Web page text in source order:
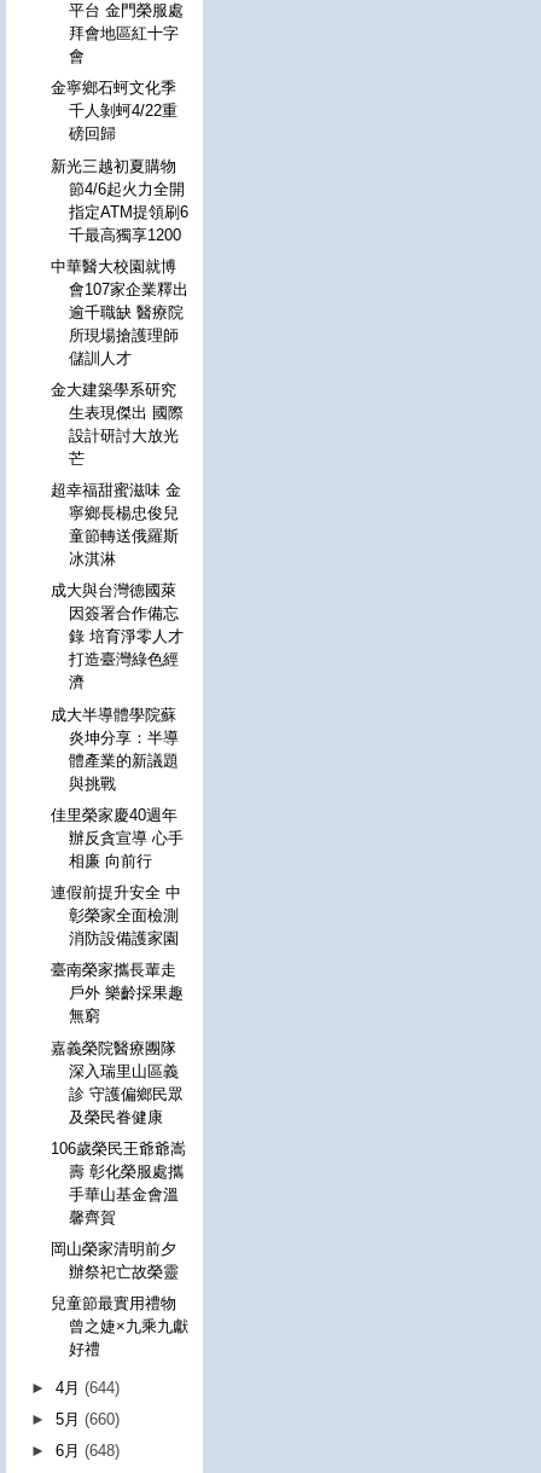
平台 金門榮服處
拜會地區紅十字
會
金寧鄉石蚵文化季
千人剝蚵4/22重
磅回歸
新光三越初夏購物
節4/6起火力全開
指定ATM提領刷6
千最高獨享1200
中華醫大校園就博
會107家企業釋出
逾千職缺 醫療院
所現場搶護理師
儲訓人才
金大建築學系研究
生表現傑出 國際
設計研討大放光
芒
超幸福甜蜜滋味 金
寧鄉長楊忠俊兒
童節轉送俄羅斯
冰淇淋
成大與台灣德國萊
因簽署合作備忘
錄 培育淨零人才
打造臺灣綠色經
濟
成大半導體學院蘇
炎坤分享：半導
體產業的新議題
與挑戰
佳里榮家慶40週年
辦反貪宣導 心手
相廉 向前行
連假前提升安全 中
彰榮家全面檢測
消防設備護家園
臺南榮家攜長輩走
戶外 樂齡採果趣
無窮
嘉義榮院醫療團隊
深入瑞里山區義
診 守護偏鄉民眾
及榮民眷健康
106歲榮民王爺爺嵩
壽 彰化榮服處攜
手華山基金會溫
馨齊賀
岡山榮家清明前夕
辦祭祀亡故榮靈
兒童節最實用禮物
曾之婕×九乘九獻
好禮
►4月(644)
►5月(660)
►6月(648)